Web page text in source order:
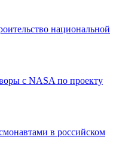
национальной
с NASA по проекту
в российском